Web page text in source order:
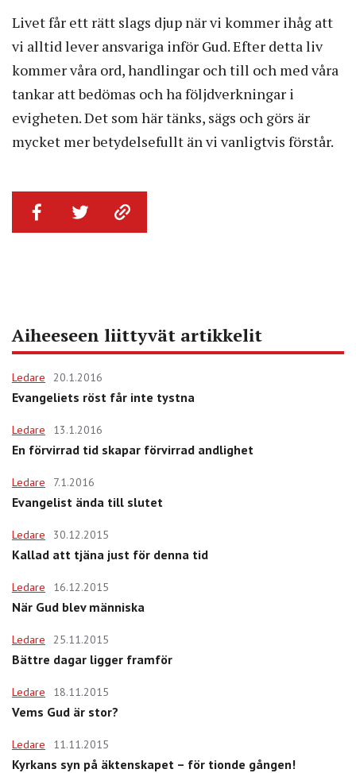
Livet får ett rätt slags djup när vi kommer ihåg att
vi alltid lever ansvariga inför Gud. Efter detta liv
kommer våra ord, handlingar och till och med våra
tankar att bedömas och ha följdverkningar i
evigheten. Det som här tänks, sägs och görs är
mycket mer betydelsefullt än vi vanligtvis förstår.
Aiheeseen liittyvät artikkelit
Ledare 20.1.2016
Evangeliets röst får inte tystna
Ledare 13.1.2016
En förvirrad tid skapar förvirrad andlighet
Ledare 7.1.2016
Evangelist ända till slutet
Ledare 30.12.2015
Kallad att tjäna just för denna tid
Ledare 16.12.2015
När Gud blev människa
Ledare 25.11.2015
Bättre dagar ligger framför
Ledare 18.11.2015
Vems Gud är stor?
Ledare 11.11.2015
Kyrkans syn på äktenskapet – för tionde gången!